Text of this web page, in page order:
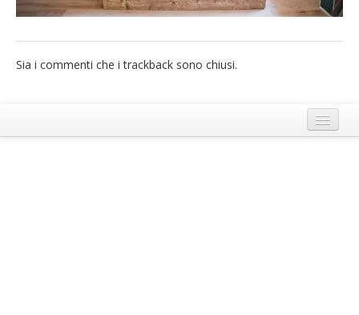
Italiano
Sia i commenti che i trackback sono chiusi.